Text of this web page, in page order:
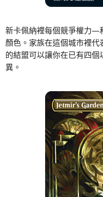
新卡佩納裡每個競爭權力
顏色。家族在這個城市裡
的結盟可以讓你在已有四
異。